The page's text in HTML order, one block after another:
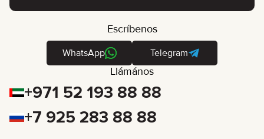
Escríbenos
WhatsApp Telegram
Llámános
+971 52 193 88 88
+7 925 283 88 88